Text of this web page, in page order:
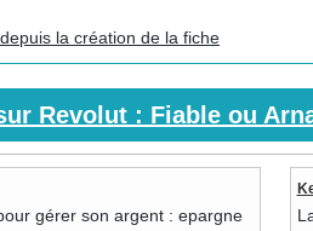
la création de la fiche
Revolut : Fiable ou
gérer son argent : epargne